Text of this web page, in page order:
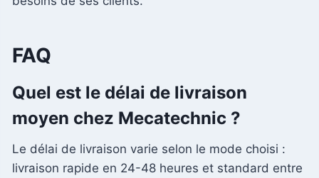
FAQ
Quel est le délai de livraison
moyen chez Mecatechnic ?
Le délai de livraison varie selon le mode choisi :
livraison rapide en 24-48 heures et standard entre